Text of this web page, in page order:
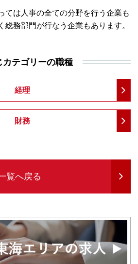
ては人事の全ての分野を行う企業も
総務部門が行なう企業もあります。
カテゴリーの職種
経理
財務
覧へ戻る